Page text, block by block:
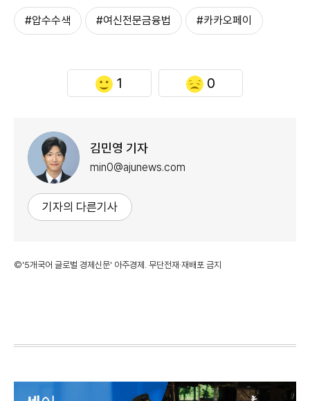
#압수수색 #여신전문금융법 #카카오페이
1 0
김민영 기자
min0@ajunews.com
기자의 다른기사
©'5개국어 글로벌 경제신문' 아주경제. 무단전재·재배포 금지